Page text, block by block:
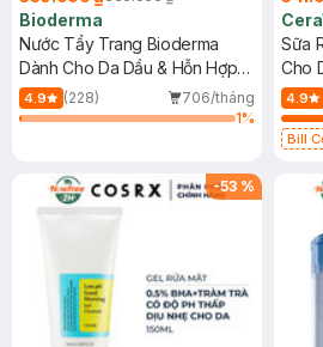
Bioderma
Nước Tẩy Trang Bioderma
Dành Cho Da Dầu & Hỗn Hợp
500ml
4.9 (228)
706/tháng
1%
Sữa
Cho
4.9
Bill
-53 %